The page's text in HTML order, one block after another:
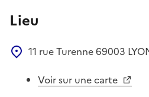
Lieu
11 rue Turenne69003
Voir sur une carte